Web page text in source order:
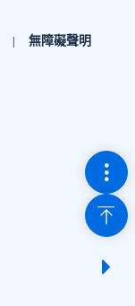
切
回到
無障礙聲明